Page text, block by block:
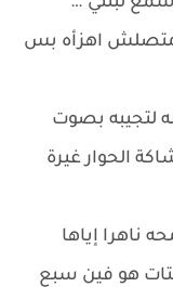
اهزأه بس
لتجيبه بصوت
الحوار غيرة
ناهرا إياها
هو فين سبع